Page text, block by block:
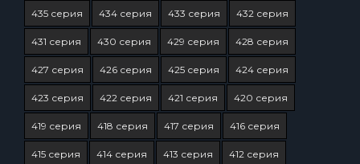
435 серия 434 серия 433 серия 432 серия
431 серия 430 серия 429 серия 428 серия
427 серия 426 серия 425 серия 424 серия
423 серия 422 серия 421 серия 420 серия
419 серия 418 серия 417 серия 416 серия
415 серия 414 серия 413 серия 412 серия